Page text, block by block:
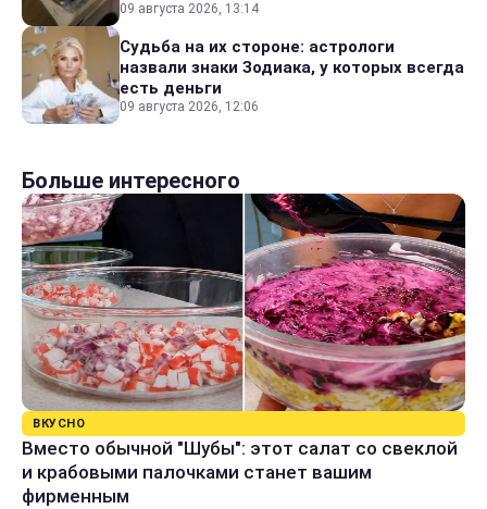
09 августа 2026, 13:14
Судьба на их стороне: астрологи
назвали знаки Зодиака, у которых всегда
есть деньги
09 августа 2026, 12:06
Больше интересного
ВКУСНО
Вместо обычной "Шубы": этот салат со свеклой
и крабовыми палочками станет вашим
фирменным